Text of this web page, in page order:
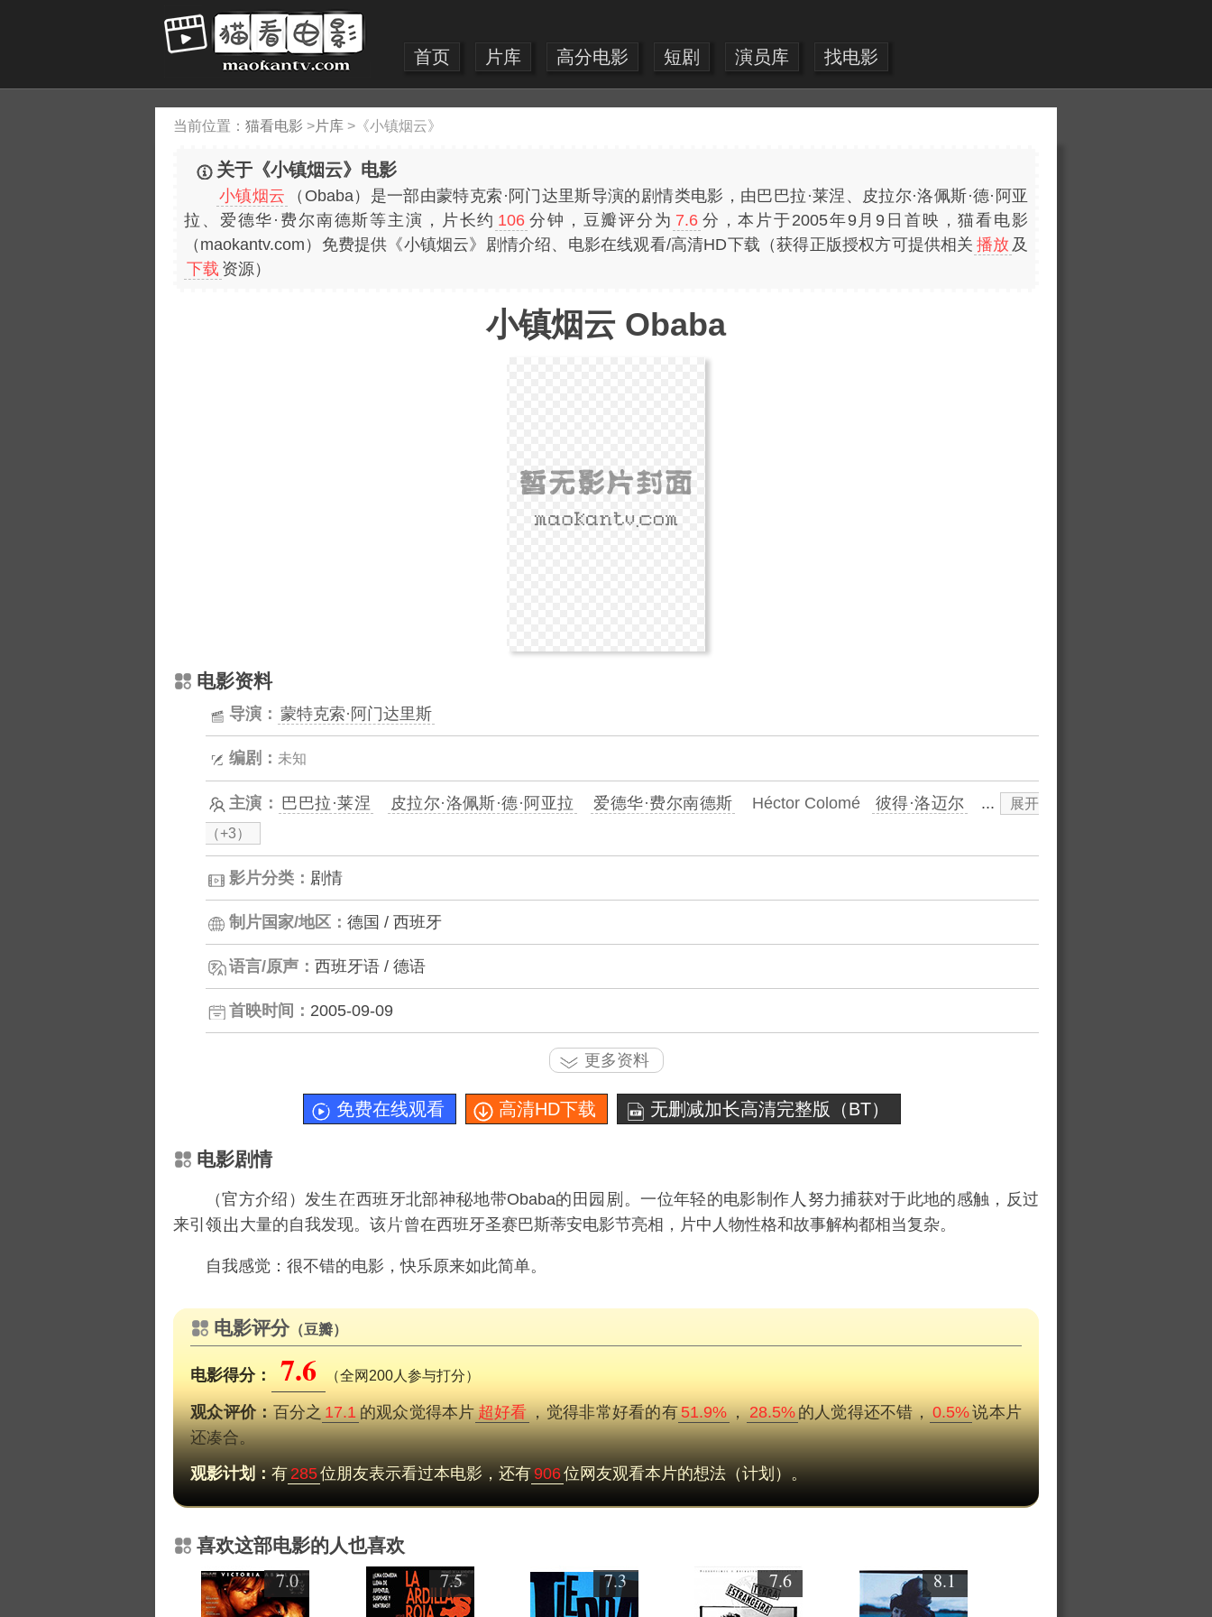
首页 片库 高分电影 短剧 演员库 找电影
当前位置： 猫看电影 >片库 > 《小镇烟云》
关于《小镇烟云》电影
小镇烟云
（Obaba）是一部由蒙特克索·阿门达里斯导演的剧情类电影，由巴巴拉·莱涅、皮拉尔·洛佩斯·德·阿亚
拉、爱德华·费尔南德斯等主演，片长约 106 分钟，豆瓣评分为 7.6 分，本片于2005年9月9日首映，猫看电影
（maokantv.com）免费提供《小镇烟云》剧情介绍、电影在线观看/高清HD下载（获得正版授权方可提供相关 播放 及
下载 资源）
小镇烟云 Obaba
电影资料
导演： 蒙特克索·阿门达里斯
编剧： 未知
主演： 巴巴拉·莱涅 皮拉尔·洛佩斯·德·阿亚拉 爱德华·费尔南德斯 Héctor Colomé 彼得·洛迈尔 ...
展开
（+3）
影片分类： 剧情
制片国家/地区： 德国 / 西班牙
语言/原声： 西班牙语 / 德语
首映时间： 2005-09-09
更多资料
免费在线观看 高清HD下载 无删减加长高清完整版（BT）
电影剧情
（官方介绍）发生 西班牙北部神 地带Obaba的田园 。一位年轻的电影制作
努力捕获对于此地的感触，反过
来引领
大量的自我发现。该 曾在西班牙圣赛巴斯蒂安电影节亮相，片中人物性格和故事解构都相当复杂。
自我感觉：很不错的电影，快乐原来如此简单。
电影评分（豆瓣）
电影得分： 7.6 （全网200人参与打分）
观众评价：百分之17.1的观众觉得本片超好看，觉得非常好看的有51.9%，28.5%的人觉得还不错，0.5%说本片
还凑合。
观影计划：有 285位朋友表示看过本电影，还有906位网友观看本片的想法（计划）。
喜欢这部电影的人也喜欢
7.0 7.5 7.3 7.6 8.1